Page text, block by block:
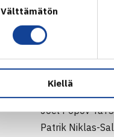
Välttämätön
Kiellä
Mika Purho TCT
Purho/Saarni
Smash – TaTS
Vladimir Ivanov
Joel Popov
Patrik Niklas-